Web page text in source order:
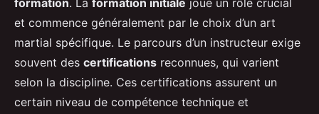
formation. La formation initiale joue un rôle crucial
et commence généralement par le choix d’un art
martial spécifique. Le parcours d’un instructeur exige
souvent des certifications reconnues, qui varient
selon la discipline. Ces certifications assurent un
certain niveau de compétence technique et